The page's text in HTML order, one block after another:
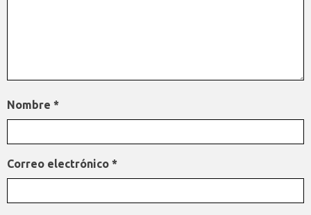
Nombre *
Correo electrónico *